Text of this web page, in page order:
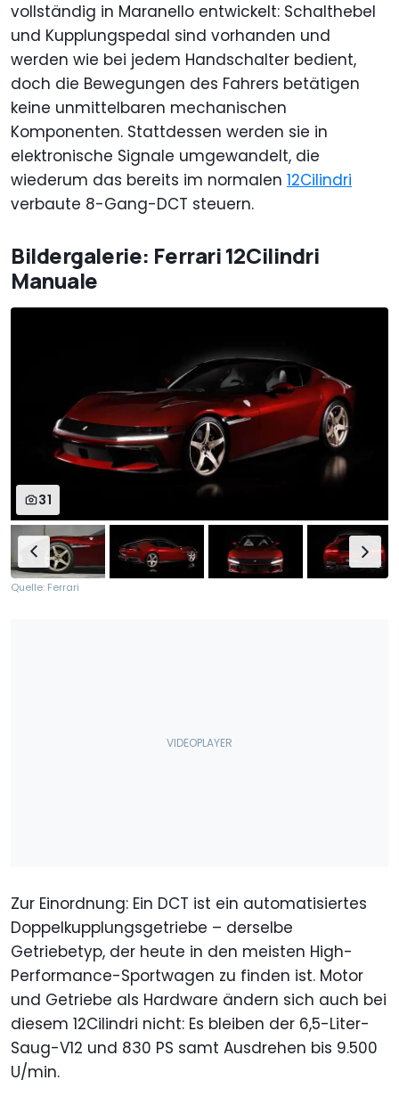
vollständig in Maranello entwickelt: Schalthebel
und Kupplungspedal sind vorhanden und
werden wie bei jedem Handschalter bedient,
doch die Bewegungen des Fahrers betätigen
keine unmittelbaren mechanischen
Komponenten. Stattdessen werden sie in
elektronische Signale umgewandelt, die
wiederum das bereits im normalen 12Cilindri
verbaute 8-Gang-DCT steuern.
Bildergalerie: Ferrari 12Cilindri
Manuale
31
Quelle: Ferrari
Zur Einordnung: Ein DCT ist ein automatisiertes
Doppelkupplungsgetriebe – derselbe
Getriebetyp, der heute in den meisten High-
Performance-Sportwagen zu finden ist. Motor
und Getriebe als Hardware ändern sich auch bei
diesem 12Cilindri nicht: Es bleiben der 6,5-Liter-
Saug-V12 und 830 PS samt Ausdrehen bis 9.500
U/min.